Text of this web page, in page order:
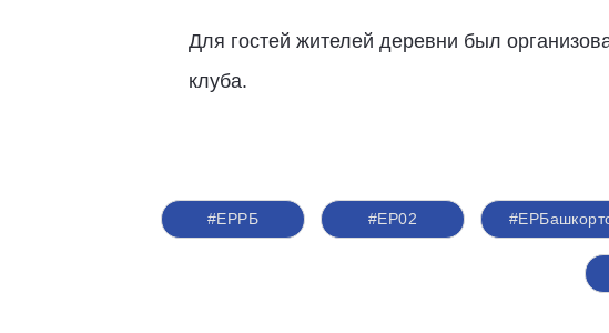
Для гостей жителей деревни был
клуба.
#ЕРРБ #ЕР02